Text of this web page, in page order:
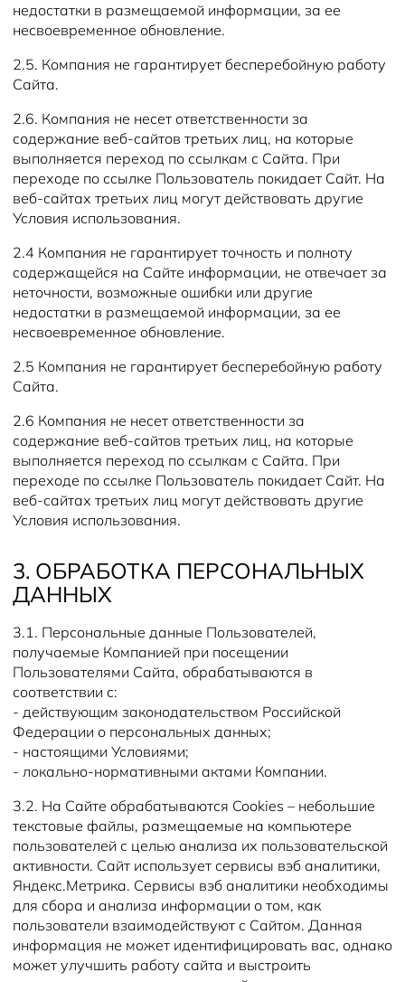
недостатки в размещаемой информации, за ее
несвоевременное обновление.
2.5. Компания не гарантирует бесперебойную работу
Сайта.
2.6. Компания не несет ответственности за
содержание веб-сайтов третьих лиц, на которые
выполняется переход по ссылкам с Сайта. При
переходе по ссылке Пользователь покидает Сайт. На
веб-сайтах третьих лиц могут действовать другие
Условия использования.
2.4 Компания не гарантирует точность и полноту
содержащейся на Сайте информации, не отвечает за
неточности, возможные ошибки или другие
недостатки в размещаемой информации, за ее
несвоевременное обновление.
2.5 Компания не гарантирует бесперебойную работу
Сайта.
2.6 Компания не несет ответственности за
содержание веб-сайтов третьих лиц, на которые
выполняется переход по ссылкам с Сайта. При
переходе по ссылке Пользователь покидает Сайт. На
веб-сайтах третьих лиц могут действовать другие
Условия использования.
3. ОБРАБОТКА ПЕРСОНАЛЬНЫХ
ДАННЫХ
3.1. Персональные данные Пользователей,
получаемые Компанией при посещении
Пользователями Сайта, обрабатываются в
соответствии с:
- действующим законодательством Российской
Федерации о персональных данных;
- настоящими Условиями;
- локально-нормативными актами Компании.
3.2. На Сайте обрабатываются Cookies – небольшие
текстовые файлы, размещаемые на компьютере
пользователей с целью анализа их пользовательской
активности. Сайт использует сервисы вэб аналитики,
Яндекс.Метрика. Сервисы вэб аналитики необходимы
для сбора и анализа информации о том, как
пользователи взаимодействуют с Сайтом. Данная
информация не может идентифицировать вас, однако
может улучшить работу сайта и выстроить